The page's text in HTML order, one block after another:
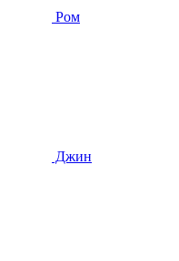
Ром
Джин